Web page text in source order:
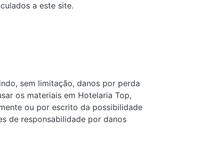
a este site.
sem limitação, danos por perda
os materiais em Hotelaria Top,
ou por escrito da possibilidade
de responsabilidade por danos